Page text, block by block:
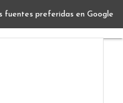
fuentes preferidas en Google
mejorar la